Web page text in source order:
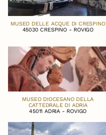
MUSEO DELLE ACQUE DI CRESPINO
45030 CRESPINO - ROVIGO
MUSEO DIOCESANO DELLA
CATTEDRALE DI ADRIA
45011 ADRIA - ROVIGO